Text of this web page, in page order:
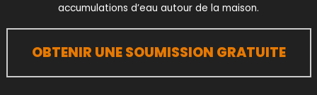
accumulations d’eau autour de la maison.
OBTENIR UNE SOUMISSION GRATUITE